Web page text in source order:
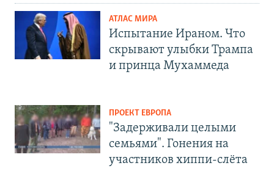
АТЛАС МИРА
Испытание Ираном. Что
скрывают улыбки Трампа
и принца Мухаммеда
ПРОЕКТ ЕВРОПА
"Задерживали целыми
семьями". Гонения на
участников хиппи-слёта